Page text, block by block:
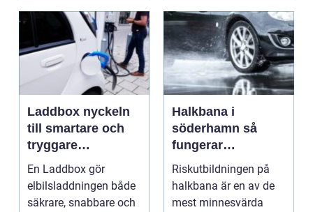
Laddbox nyckeln
till smartare och
tryggare
elbilsladdning
hemma
En Laddbox gör
elbilsladdningen både
säkrare, snabbare och
Halkbana i
söderhamn så
fungerar
riskutbildningen
och därför spelar
den roll
Riskutbildningen på
halkbana är en av de
mest minnesvärda